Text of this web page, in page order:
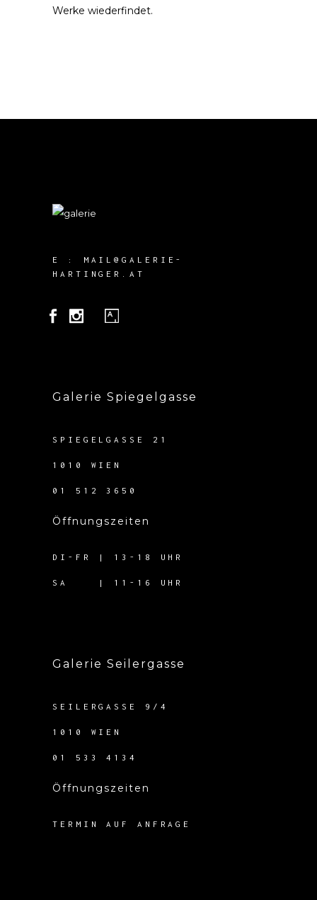
Werke wiederfindet.
E :
MAIL@GALERIE-
HARTINGER.AT
Galerie Spiegelgasse
SPIEGELGASSE 21
1010 WIEN
01 512 3650
Öffnungszeiten
DI-FR | 13-18 UHR
SA | 11-16 UHR
Galerie Seilergasse
SEILERGASSE 9/4
1010 WIEN
01 533 4134
Öffnungszeiten
TERMIN AUF ANFRAGE